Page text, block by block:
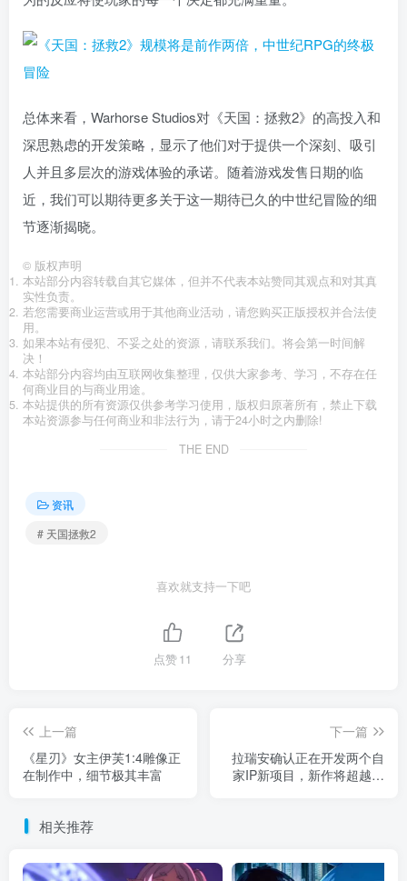
总体来看，Warhorse Studios对《天国：拯救2》的高投入和
深思熟虑的开发策略，显示了他们对于提供一个深刻、吸引
人并且多层次的游戏体验的承诺。随着游戏发售日期的临
近，我们可以期待更多关于这一期待已久的中世纪冒险的细
节逐渐揭晓。
© 版权声明
本站部分内容转载自其它媒体，但并不代表本站赞同其观点和对其真
实性负责。
若您需要商业运营或用于其他商业活动，请您购买正版授权并合法使
用。
如果本站有侵犯、不妥之处的资源，请联系我们。将会第一时间解
决！
本站部分内容均由互联网收集整理，仅供大家参考、学习，不存在任
何商业目的与商业用途。
本站提供的所有资源仅供参考学习使用，版权归原著所有，禁止下载
本站资源参与任何商业和非法行为，请于24小时之内删除!
THE END
资讯
# 天国拯救2
喜欢就支持一下吧
点赞11 分享
上一篇
《星刃》女主伊芙1:4雕像正
在制作中，细节极其丰富
下一篇
拉瑞安确认正在开发两个自
家IP新项目，新作将超越前
相关推荐